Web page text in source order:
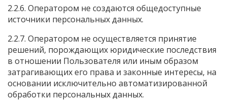
2.2.6. Оператором не создаются общедоступные
источники персональных данных.
2.2.7. Оператором не осуществляется принятие
решений, порождающих юридические последствия
в отношении Пользователя или иным образом
затрагивающих его права и законные интересы, на
основании исключительно автоматизированной
обработки персональных данных.